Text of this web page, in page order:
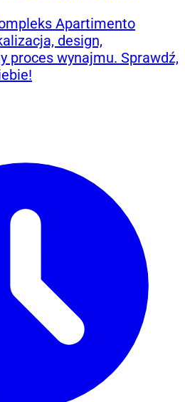
Apartimento
design,
proces wynajmu. Sprawdź,